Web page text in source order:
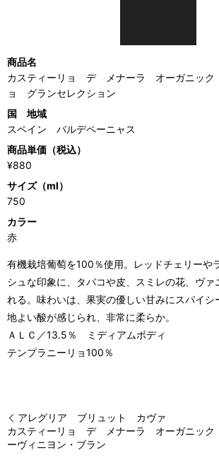
商品名
カスティーリョ デ メナーラ オーガニック
ョ グランセレクション
国 地域
スペイン バルデペーニャス
商品単価（税込）
¥880
サイズ（ml）
750
カラー
赤
有機栽培葡萄を100％使用。レッドチェリーや
シュな印象に、タバコや皮、スミレの花、ヴァ
れる。味わいは、果実の優しい甘みにスパイシ
地よい酸が感じられ、非常に柔らか。
ＡＬＣ／13.5％ ミディアムボディ
テンプラニーリョ100％
アレグリア ブリュット カヴァ
カスティーリョ デ メナーラ オーガニッ
ーヴィニヨン・ブラン